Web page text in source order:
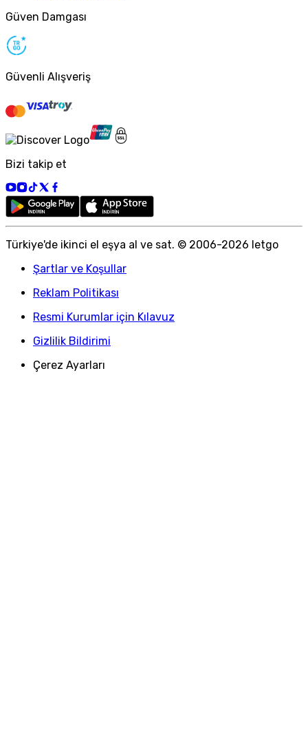
Güven Damgası
Güvenli Alışveriş
Bizi takip et
Türkiye'de ikinci el eşya al ve sat. © 2006-2026 letgo
Şartlar ve Koşullar
Reklam Politikası
Resmi Kurumlar için Kılavuz
Gizlilik Bildirimi
Çerez Ayarları